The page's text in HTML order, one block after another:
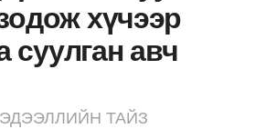
хүчээр
авч
ТАЙЗ